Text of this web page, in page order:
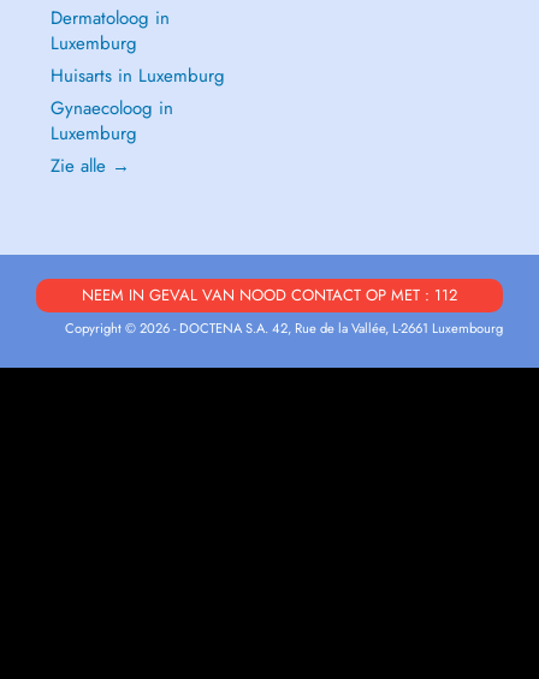
Dermatoloog in
Luxemburg
Huisarts in Luxemburg
Gynaecoloog in
Luxemburg
Zie alle →
NEEM IN GEVAL VAN NOOD CONTACT OP MET : 112
Copyright © 2026 - DOCTENA S.A. 42, Rue de la Vallée, L-2661 Luxembourg